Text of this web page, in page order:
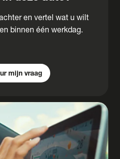
en vertel wat u wilt
binnen één werkdag.
mijn vraag